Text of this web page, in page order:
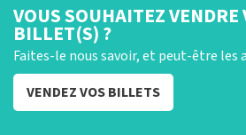
VOUS SOUHAITEZ VENDRE
BILLET(S) ?
Faites-le nous savoir, et peut-être les
VENDEZ VOS BILLETS